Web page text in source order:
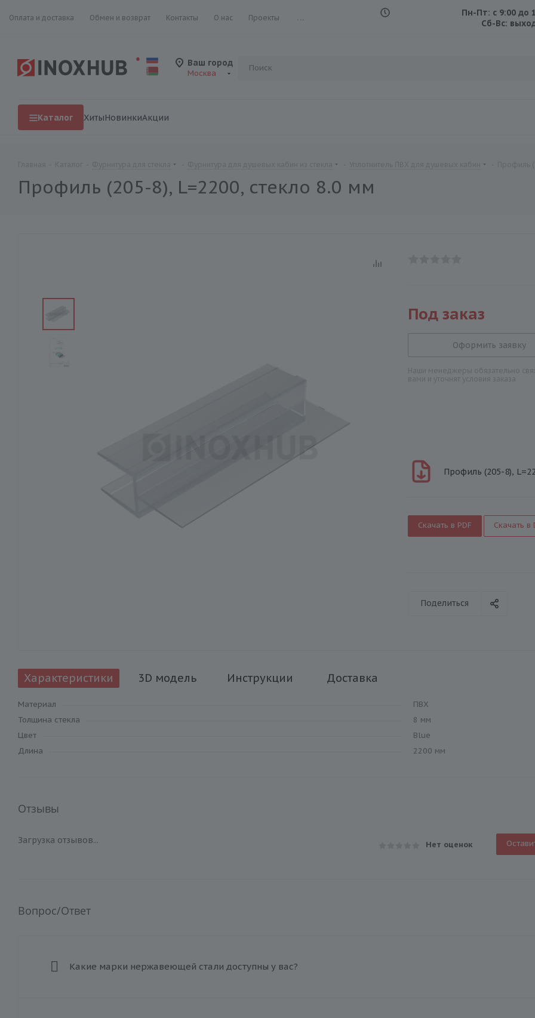
Оплата и доставка Обмен и возврат Контакты О нас Проекты ...
Пн-Пт: с 9:00 до
Сб-Вс:
Ваш город
Москва
Каталог ХитыНовинкиАкции
Профиль (205-8), L=2200, стекло 8.0 мм
Под заказ
Оформить заявку
Профиль (205-8),
Скачать в PDF Скачать в
Поделиться
Характеристики 3D модель Инструкции Доставка
Материал
ПВХ
Толщина стекла
8 мм
Цвет
Blue
Длина
2200 мм
Отзывы
Нет оценок
Загрузка отзывов...
Вопрос/Ответ
Какие марки нержавеющей стали доступны у вас?